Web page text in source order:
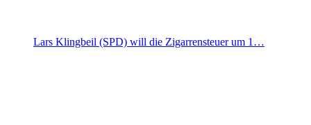
Lars Klingbeil (SPD) will die Zigarrensteuer um 1…